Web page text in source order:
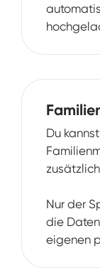
Du
Nur der
die
eigenen